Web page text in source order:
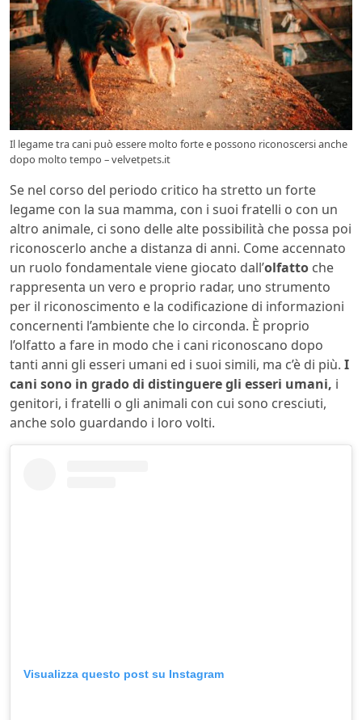
Il legame tra cani può essere molto forte e possono riconoscersi anche
dopo molto tempo – velvetpets.it
Se nel corso del periodo critico ha stretto un forte
legame con la sua mamma, con i suoi fratelli o con un
altro animale, ci sono delle alte possibilità che possa poi
riconoscerlo anche a distanza di anni. Come accennato
un ruolo fondamentale viene giocato dall’olfatto che
rappresenta un vero e proprio radar, uno strumento
per il riconoscimento e la codificazione di informazioni
concernenti l’ambiente che lo circonda. È proprio
l’olfatto a fare in modo che i cani riconoscano dopo
tanti anni gli esseri umani ed i suoi simili, ma c’è di più. I
cani sono in grado di distinguere gli esseri umani, i
genitori, i fratelli o gli animali con cui sono cresciuti,
anche solo guardando i loro volti.
Visualizza questo post su Instagram